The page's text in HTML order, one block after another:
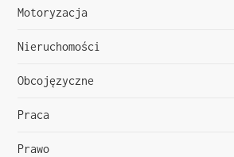
s
u
Motoryzacja
Nieruchomości
Obcojęzyczne
Praca
Prawo